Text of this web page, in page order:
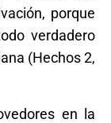
porque
verdadero
(Hechos 2,
en la